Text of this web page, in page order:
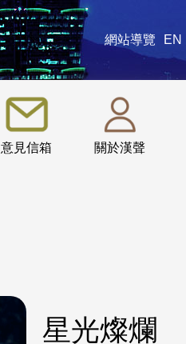
網站導覽 EN
意見信箱 關於漢聲
:::
星光燦爛